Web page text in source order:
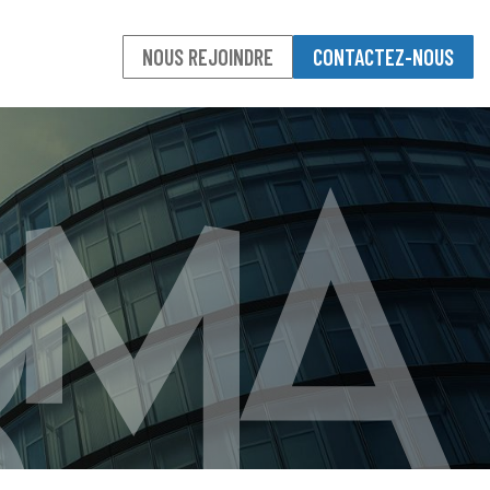
NOUS REJOINDRE CONTACTEZ-NOUS